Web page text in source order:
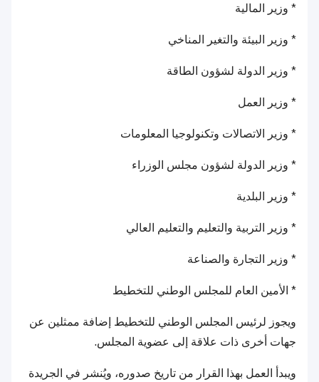
* وزير المالية
* وزير البيئة والتغير المناخي
* وزير الدولة لشؤون الطاقة
* وزير العمل
* وزير الاتصالات وتكنولوجيا المعلومات
* وزير الدولة لشؤون مجلس الوزراء
* وزير البلدية
* وزير التربية والتعليم والتعليم العالي
* وزير التجارة والصناعة
* الأمين العام للمجلس الوطني للتخطيط
ويجوز لرئيس المجلس الوطني للتخطيط إضافة ممثلين عن
جهات أخرى ذات علاقة إلى عضوية المجلس.
ويبدأ العمل بهذا القرار من تاريخ صدوره، ويُنشر في الجريدة